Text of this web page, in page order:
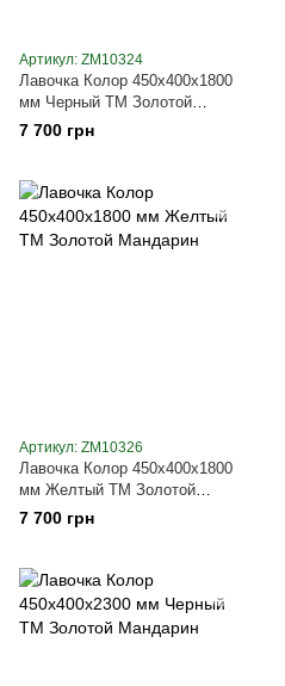
Артикул: ZM10324
Лавочка Колор 450х400х1800
мм Черный ТМ Золотой
Мандарин
7 700 грн
Артикул: ZM10326
Лавочка Колор 450х400х1800
мм Желтый ТМ Золотой
Мандарин
7 700 грн